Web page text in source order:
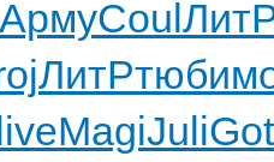
АрмуCoulЛитР
ЛитРтюби
MagiJuli